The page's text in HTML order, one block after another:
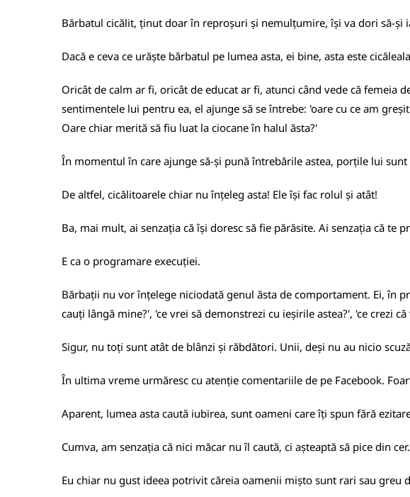
Bărbatul cicălit, ținut doar în reproșuri și nemulțumire, își va dori să-și
Dacă e ceva ce urăște bărbatul pe lumea asta, ei bine, asta este
Oricât de calm ar fi, oricât de educat ar fi, atunci când vede că femeia
sentimentele lui pentru ea, el ajunge să se întrebe: 'oare cu ce am
Oare chiar merită să fiu luat la ciocane în halul ăsta?'
În momentul în care ajunge să-și pună întrebările astea, porțile lui
De altfel, cicălitoarele chiar nu înțeleg asta! Ele își fac rolul și atât!
Ba, mai mult, ai senzația că își doresc să fie părăsite. Ai senzația că te
E ca o programare execuției.
Bărbații nu vor înțelege niciodată genul ăsta de comportament. Ei, în
cauți lângă mine?', 'ce vrei să demonstrezi cu ieșirile astea?', 'ce crezi
Sigur, nu toți sunt atât de blânzi și răbdători. Unii, deși nu au nicio
În ultima vreme urmăresc cu atenție comentariile de pe Facebook.
Aparent, lumea asta caută iubirea, sunt oameni care îți spun fără
Cumva, am senzația că nici măcar nu îl caută, ci așteaptă să pice din cer.
Eu chiar nu gust ideea potrivit căreia oamenii mișto sunt rari sau greu